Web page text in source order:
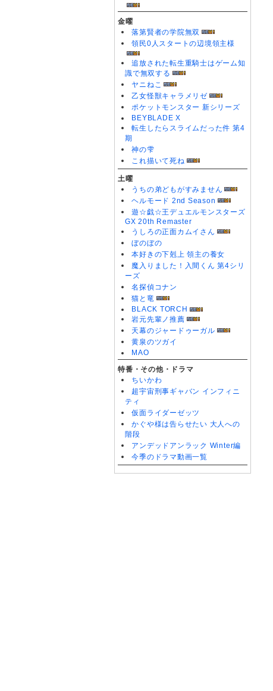
金曜
落第賢者の学院無双
領民0人スタートの辺境領主様
追放された転生重騎士はゲーム知
識で無双する
ヤニねこ
乙女怪獣キャラメリゼ
ポケットモンスター 新シリーズ
BEYBLADE X
転生したらスライムだった件 第4
期
神の雫
これ描いて死ね
土曜
うちの弟どもがすみません
ヘルモード 2nd Season
遊☆戯☆王デュエルモンスターズ
GX 20th Remaster
うしろの正面カムイさん
ぼのぼの
本好きの下剋上 領主の養女
魔入りました！入間くん 第4シリ
ーズ
名探偵コナン
猫と竜
BLACK TORCH
岩元先輩ノ推薦
天幕のジャードゥーガル
黄泉のツガイ
MAO
特番・その他・ドラマ
ちいかわ
超宇宙刑事ギャバン インフィニ
ティ
仮面ライダーゼッツ
かぐや様は告らせたい 大人への
階段
アンデッドアンラック Winter編
今季のドラマ動画一覧